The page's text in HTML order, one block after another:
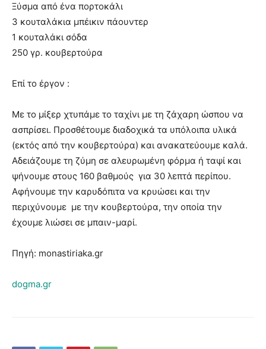
Ξύσμα από ένα πορτοκάλι
3 κουταλάκια μπέικιν πάουντερ
1 κουταλάκι σόδα
250 γρ. κουβερτούρα
Επί το έργον :
Με το μίξερ χτυπάμε το ταχίνι με τη ζάχαρη ώσπου να
ασπρίσει. Προσθέτουμε διαδοχικά τα υπόλοιπα υλικά
(εκτός από την κουβερτούρα) και ανακατεύουμε καλά.
Αδειάζουμε τη ζύμη σε αλευρωμένη φόρμα ή ταψί και
ψήνουμε στους 160 βαθμούς για 30 λεπτά περίπου.
Αφήνουμε την καρυδόπιτα να κρυώσει και την
περιχύνουμε με την κουβερτούρα, την οποία την
έχουμε λιώσει σε μπαιν-μαρί.
Πηγή: monastiriaka.gr
dogma.gr